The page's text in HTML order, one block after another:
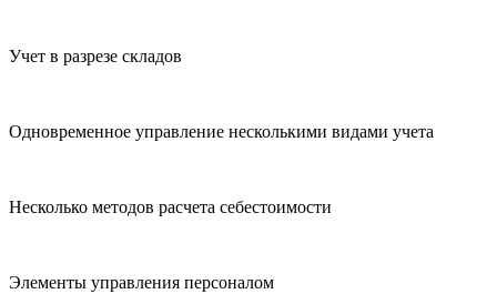
Учет в разрезе складов
Одновременное управление несколькими видами учета
Несколько методов расчета себестоимости
Элементы управления персоналом